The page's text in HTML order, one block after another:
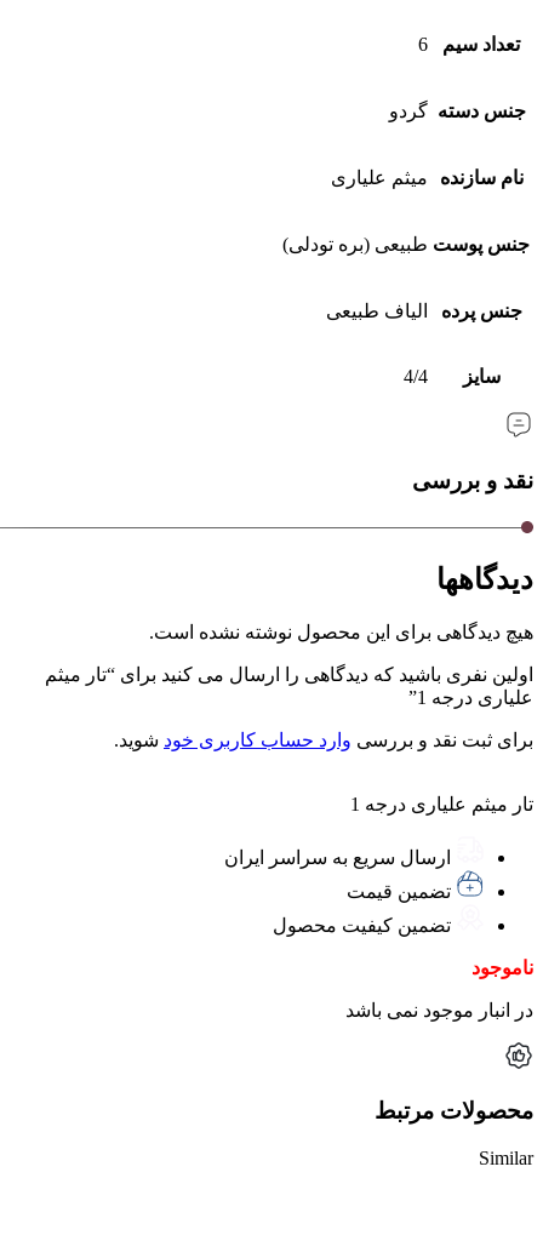
تعداد سیم 6
جنس دسته گردو
نام سازنده میثم علیاری
جنس پوست طبیعی (بره تودلی)
جنس پرده الیاف طبیعی
سایز 4/4
نقد و بررسی
دیدگاهها
هیچ دیدگاهی برای این محصول نوشته نشده است.
اولین نفری باشید که دیدگاهی را ارسال می کنید برای “تار میثم
علیاری درجه 1”
برای ثبت نقد و بررسی وارد حساب کاربری خود شوید.
تار میثم علیاری درجه 1
ارسال سریع به سراسر ایران
تضمین قیمت
تضمین کیفیت محصول
ناموجود
در انبار موجود نمی باشد
محصولات مرتبط
Similar